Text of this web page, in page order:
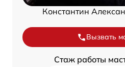
Константин
Вызвать
Стаж работы